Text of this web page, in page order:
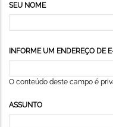
SEU NOME
INFORME UM ENDEREÇO DE
O conteúdo deste campo é
ASSUNTO